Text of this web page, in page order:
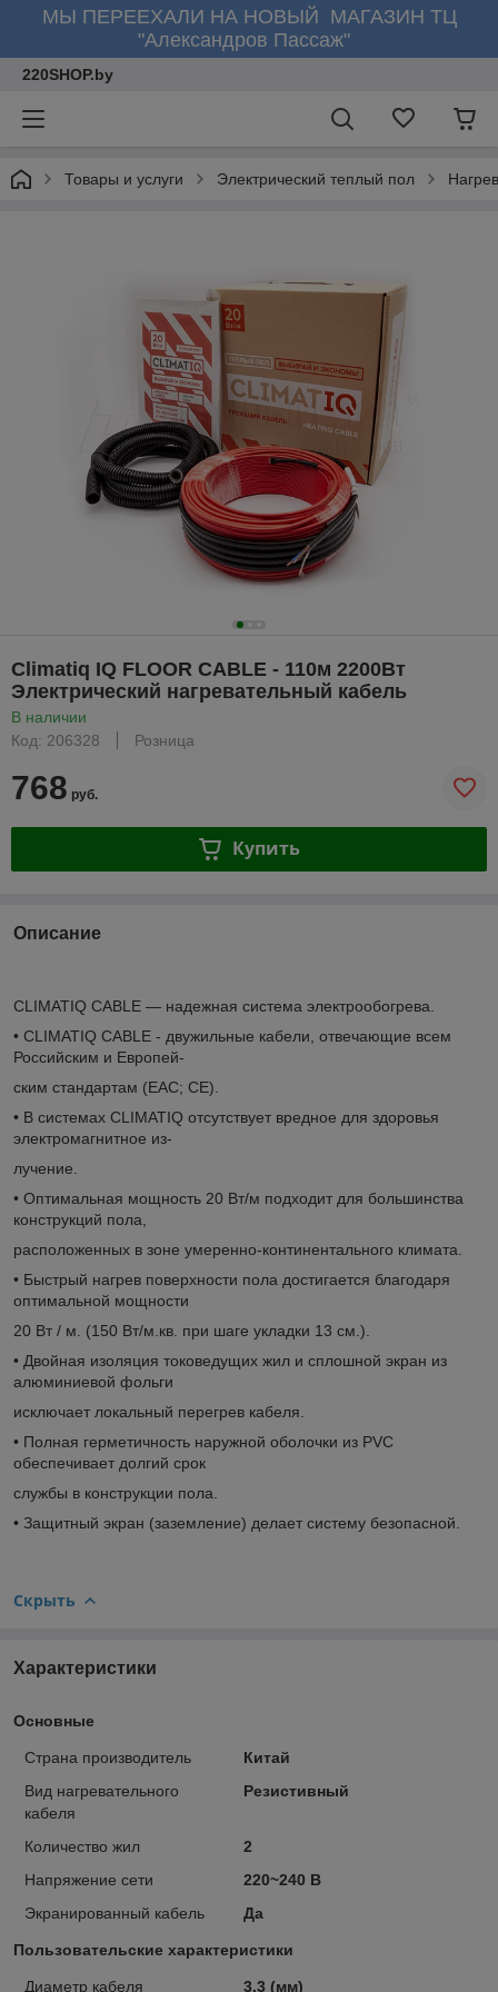
МЫ ПЕРЕЕХАЛИ НА НОВЫЙ МАГАЗИН ТЦ
"Александров Пассаж"
220SHOP.by
Товары и услуги Электрический теплый пол
Climatiq IQ FLOOR CABLE - 110м 2200Вт
Электрический нагревательный кабель
В наличии
Код: 206328
Розница
768 руб.
Купить
Описание
CLIMATIQ CABLE — надежная система электрообогрева.
• CLIMATIQ CABLE - двужильные кабели, отвечающие всем
Российским и Европей-
ским стандартам (EAC; СE).
• В системах CLIMATIQ отсутствует вредное для здоровья
электромагнитное из-
лучение.
• Оптимальная мощность 20 Вт/м подходит для большинства
конструкций пола,
расположенных в зоне умеренно-континентального климата.
• Быстрый нагрев поверхности пола достигается благодаря
оптимальной мощности
20 Вт / м. (150 Вт/м.кв. при шаге укладки 13 см.).
• Двойная изоляция токоведущих жил и сплошной экран из
алюминиевой фольги
исключает локальный перегрев кабеля.
• Полная герметичность наружной оболочки из PVC
обеспечивает долгий срок
службы в конструкции пола.
• Защитный экран (заземление) делает систему безопасной.
Скрыть
Характеристики
Основные
Страна производитель
Китай
Вид нагревательного
кабеля
Резистивный
Количество жил
2
Напряжение сети
220~240 В
Экранированный кабель
Да
Пользовательские характеристики
Диаметр кабеля 3.3 (мм)